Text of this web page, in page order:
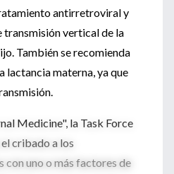
antirretroviral y
transmisión vertical de la
También se recomienda
lactancia materna, ya que
Medicine", la Task Force
cribado a los
con uno o más factores de